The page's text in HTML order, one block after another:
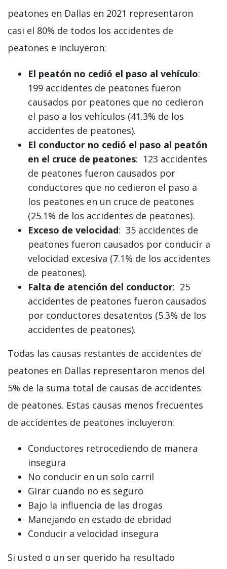
peatones en Dallas en 2021 representaron
casi el 80% de todos los accidentes de
peatones e incluyeron:
El peatón no cedió el paso al vehículo:
199 accidentes de peatones fueron
causados por peatones que no cedieron
el paso a los vehículos (41.3% de los
accidentes de peatones).
El conductor no cedió el paso al peatón
en el cruce de peatones: 123 accidentes
de peatones fueron causados por
conductores que no cedieron el paso a
los peatones en un cruce de peatones
(25.1% de los accidentes de peatones).
Exceso de velocidad: 35 accidentes de
peatones fueron causados por conducir a
velocidad excesiva (7.1% de los accidentes
de peatones).
Falta de atención del conductor: 25
accidentes de peatones fueron causados
por conductores desatentos (5.3% de los
accidentes de peatones).
Todas las causas restantes de accidentes de
peatones en Dallas representaron menos del
5% de la suma total de causas de accidentes
de peatones. Estas causas menos frecuentes
de accidentes de peatones incluyeron:
Conductores retrocediendo de manera
insegura
No conducir en un solo carril
Girar cuando no es seguro
Bajo la influencia de las drogas
Manejando en estado de ebridad
Conducir a velocidad insegura
Si usted o un ser querido ha resultado